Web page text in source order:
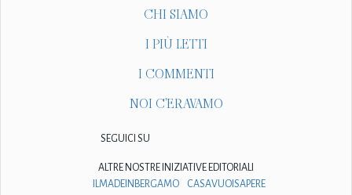
CHI SIAMO
I PIÙ LETTI
I COMMENTI
NOI C'ERAVAMO
SEGUICI SU
ALTRE NOSTRE INIZIATIVE EDITORIALI
ILMADEINBERGAMO
CASAVUOISAPERE